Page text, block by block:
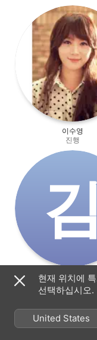
이수영
진행
김
김나운
진행
현재 위치에
선택하십시오.
United States